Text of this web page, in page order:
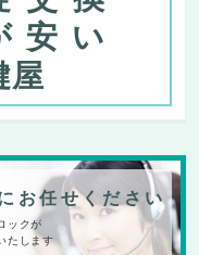
安い
屋
お任せください
ックが
たします